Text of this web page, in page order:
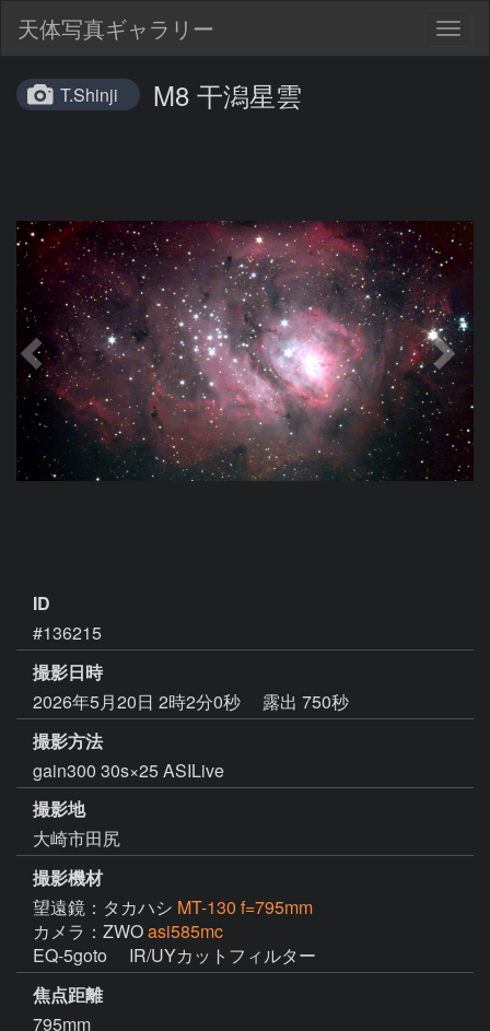
天体写真ギャラリー
T.Shinji M8 干潟星雲
ID
#136215
撮影日時
2026年5月20日 2時2分0秒
露出 750秒
撮影方法
gain300 30s×25 ASILive
撮影地
大崎市田尻
撮影機材
望遠鏡：タカハシ MT-130 f=795mm
カメラ：ZWOasi585mc
EQ-5goto 　IR/UYカットフィルター
焦点距離
795mm